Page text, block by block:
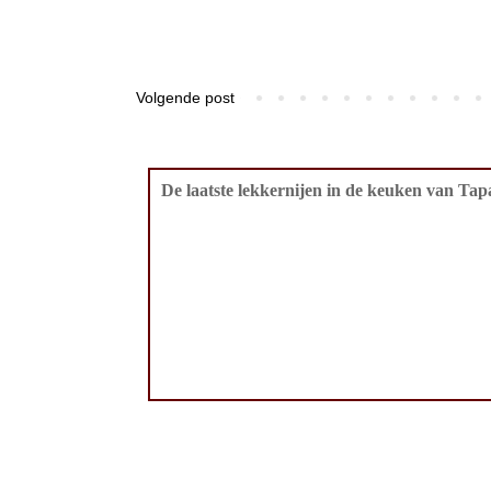
Volgende post
De laatste lekkernijen in de keuken van